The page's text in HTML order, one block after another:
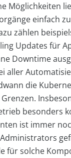
Möglichkeiten
einfach zu
zählen
Updates für
Downtime
aller
die
besonders
ist immer
für solche